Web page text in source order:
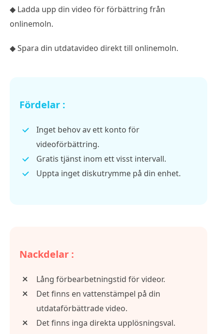
◆ Ladda upp din video för förbättring från
onlinemoln.
◆ Spara din utdatavideo direkt till onlinemoln.
Fördelar :
Inget behov av ett konto för
videoförbättring.
Gratis tjänst inom ett visst intervall.
Uppta inget diskutrymme på din enhet.
Nackdelar :
Lång förbearbetningstid för videor.
Det finns en vattenstämpel på din
utdataförbättrade video.
Det finns inga direkta upplösningsval.